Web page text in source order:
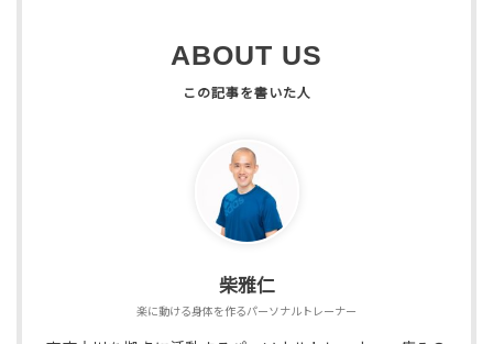
ABOUT US
柴雅仁
楽に動ける身体を作るパーソナルトレーナー